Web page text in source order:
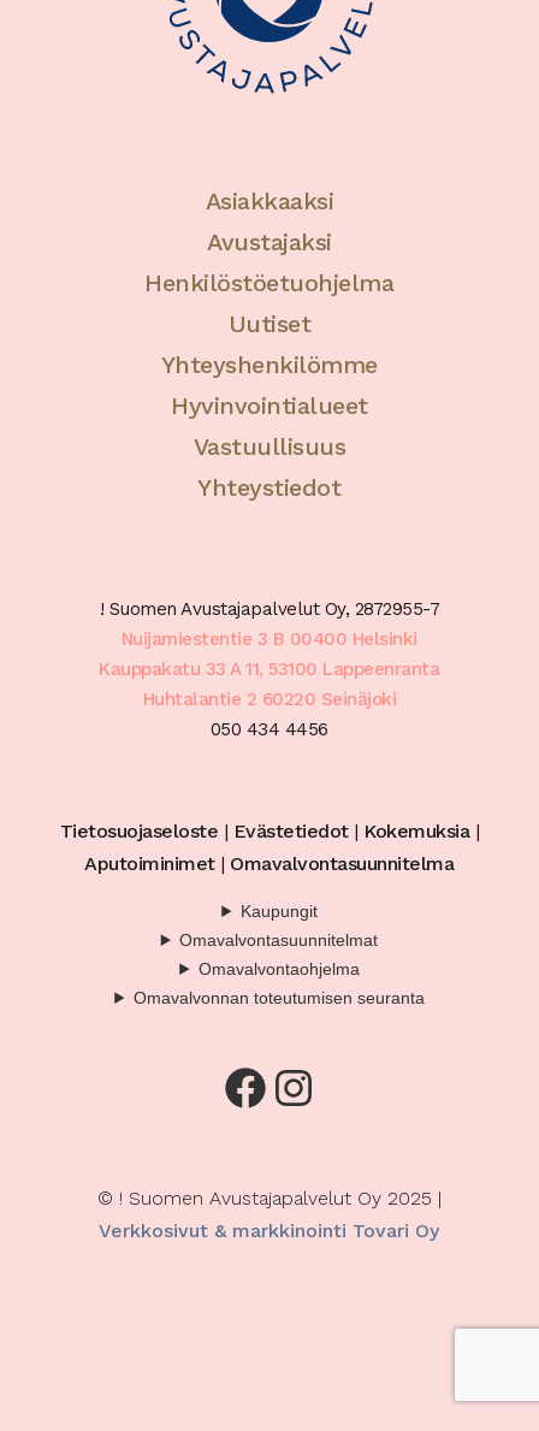
Asiakkaaksi
Avustajaksi
Henkilöstöetuohjelma
Uutiset
Yhteyshenkilömme
Hyvinvointialueet
Vastuullisuus
Yhteystiedot
! Suomen Avustajapalvelut Oy, 2872955-7
Nuijamiestentie 3 B 00400 Helsinki
Kauppakatu 33 A 11, 53100 Lappeenranta
Huhtalantie 2 60220 Seinäjoki
050 434 4456
Tietosuojaseloste | Evästetiedot| Kokemuksia|
Aputoiminimet| Omavalvontasuunnitelma
Kaupungit
Omavalvontasuunnitelmat
Omavalvontaohjelma
Omavalvonnan toteutumisen seuranta
Facebook Instagram
© ! Suomen Avustajapalvelut Oy 2025 |
Verkkosivut & markkinointi Tovari Oy